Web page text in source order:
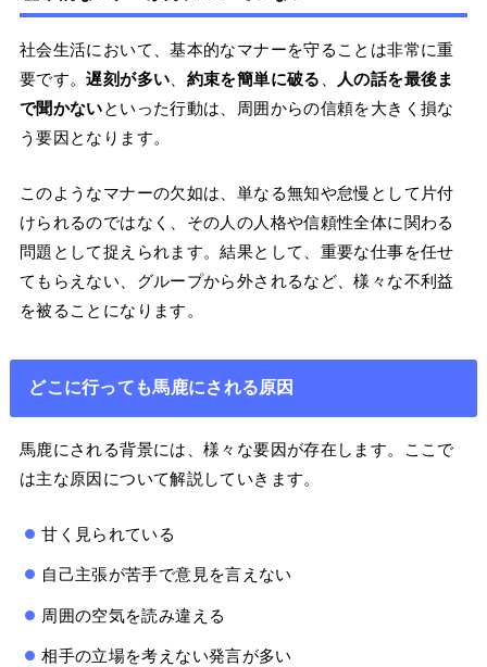
社会生活において、基本的なマナーを守ることは非常に重
要です。遅刻が多い 約束を簡単に破る
人の話を最後ま
で聞かないといった行動は、周囲からの信頼を大きく損な
う要因となります。
このようなマナーの欠如は、単なる無知や怠慢として片付
けられるのではなく、その人の人格や信頼性全体に関わる
問題として捉えられます。結果として、重要な仕事を任せ
てもらえない、グループから外されるなど、様々な不利益
を被ることになります。
どこに行っても馬鹿にされる原因
馬鹿にされる背景には、様々な要因が存在します。ここで
は主な原因について解説していきます。
甘く見られている
自己主張が苦手で意見を言えない
周囲の空気を読み違える
相手の立場を考えない発言が多い